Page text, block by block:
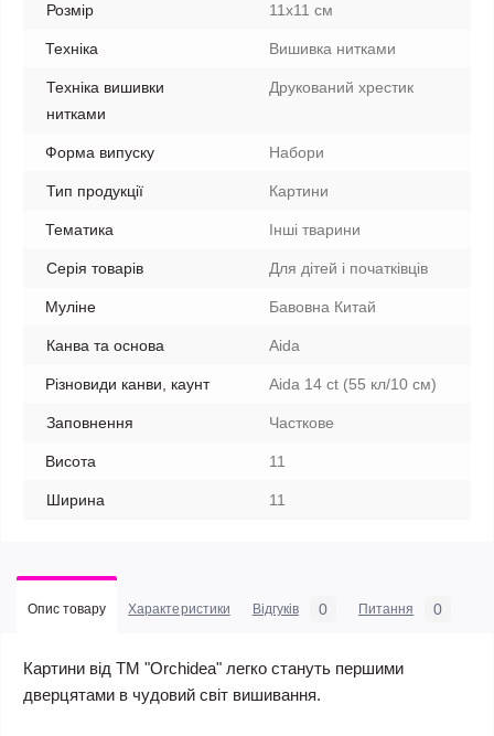
Розмір 11x11 см
Техніка Вишивка нитками
Техніка вишивки
нитками
Друкований хрестик
Форма випуску Набори
Тип продукції Картини
Тематика Інші тварини
Серія товарів Для дітей і початківців
Муліне Бавовна Китай
Канва та основа Aida
Різновиди канви, каунт Aida 14 ct (55 кл/10 см)
Заповнення Часткове
Висота 11
Ширина 11
Опис товару Характеристики Відгуків 0 Питання 0
Картини від ТМ "Orchidea" легко стануть першими
дверцятами в чудовий світ вишивання.